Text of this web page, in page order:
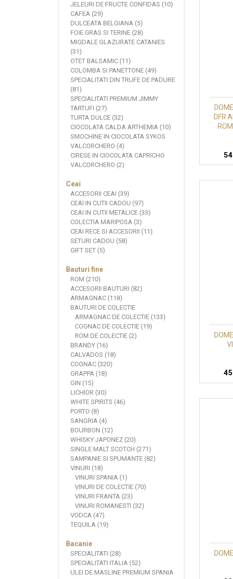
JELEURI DE FRUCTE CONFIDAS (10)
CAFEA (29)
DULCEATA BELGIANA (5)
FOIE GRAS SI TERINE (28)
MIGDALE GLAZURATE CATANIES
(31)
OTET BALSAMIC (11)
COLOMBA SI PANETTONE (49)
SPECIALITATI DIN TRUFE DE PADURE
(81)
SPECIALITATI PREMIUM JIMMY
TARTUFI (27)
TURTA DULCE (32)
CIOCOLATA CALDA ARTHEMIA (10)
SMOCHINE IN CIOCOLATA SYKOS
VALCORCHERO (4)
CIRESE IN CIOCOLATA CAPRICHO
VALCORCHERO (2)
Ceai
ACCESORII CEAI (39)
CEAI IN CUTII CADOU (97)
CEAI IN CUTII METALICE (33)
COLECTIA MARIPOSA (3)
CEAI RECE SI ACCESORII (11)
SETURI CADOU (58)
GIFT SET (5)
Bauturi fine
ROM (210)
ACCESORII BAUTURI (82)
ARMAGNAC (118)
BAUTURI DE COLECTIE
ARMAGNAC DE COLECTIE (133)
COGNAC DE COLECTIE (19)
ROM DE COLECTIE (2)
BRANDY (16)
CALVADOS (18)
COGNAC (320)
GRAPPA (18)
GIN (15)
LICHIOR (30)
WHITE SPIRITS (46)
PORTO (8)
SANGRIA (4)
BOURBON (12)
WHISKY JAPONEZ (20)
SINGLE MALT SCOTCH (271)
SAMPANIE SI SPUMANTE (82)
VINURI (18)
VINURI SPANIA (1)
VINURI DE COLECTIE (70)
VINURI FRANTA (23)
VINURI ROMANESTI (32)
VODCA (47)
TEQUILA (19)
Bacanie
SPECIALITATI (28)
SPECIALITATI ITALIA (52)
ULEI DE MASLINE PREMIUM SPANIA
DFR
45